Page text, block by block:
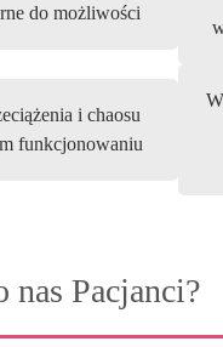
do możliwości
i chaosu
funkcjonowaniu
nas Pacjanci?